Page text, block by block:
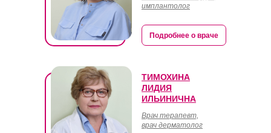
имплантолог
Подробнее о враче
ТИМОХИНА
ЛИДИЯ
ИЛЬИНИЧНА
Врач терапевт,
врач дерматолог